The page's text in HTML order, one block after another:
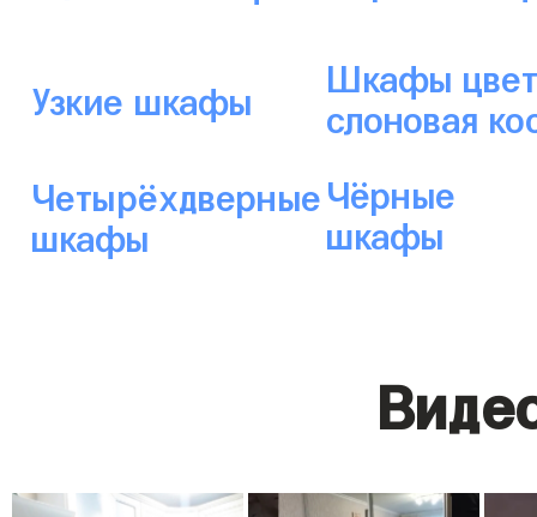
Узкие шкафы
Шкафы
слоновая
Четырёхдверные
шкафы
Чёрные
шкафы